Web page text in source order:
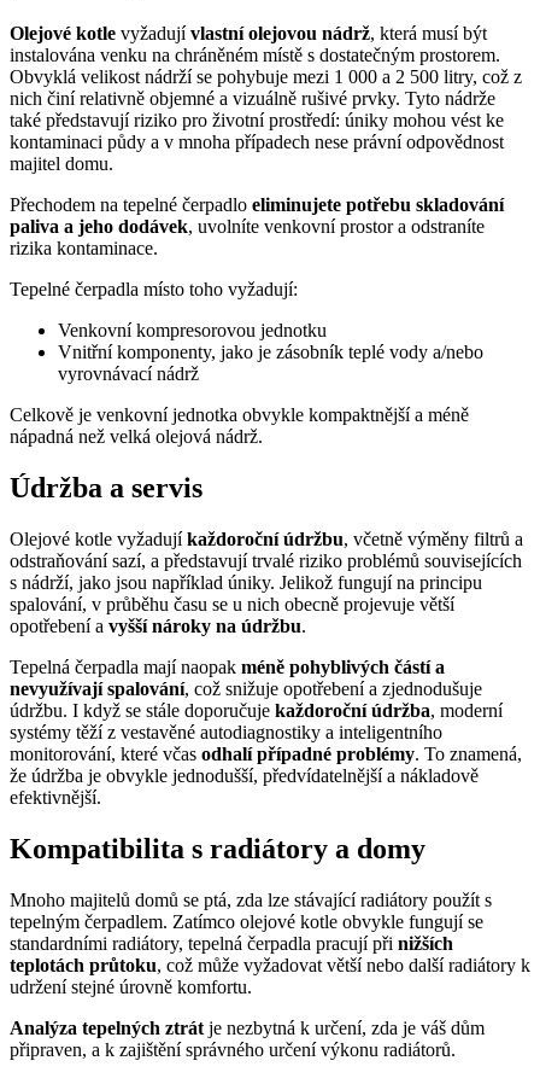
Olejové kotle vyžadujívlastní olejovou nádrž, která musí být
instalována venku na chráněném místě s dostatečným prostorem.
Obvyklá velikost nádrží se pohybuje mezi 1 000 a 2 500 litry, což z
nich činí relativně objemné a vizuálně rušivé prvky. Tyto nádrže
také představují riziko pro životní prostředí: úniky mohou vést ke
kontaminaci půdy a v mnoha případech nese právní odpovědnost
majitel domu.
Přechodem na tepelné čerpadlo eliminujete potřebu skladování
paliva a jeho dodávek, uvolníte venkovní prostor a odstraníte
rizika kontaminace.
Tepelné čerpadla místo toho vyžadují:
Venkovní kompresorovou jednotku
Vnitřní komponenty, jako je zásobník teplé vody a/nebo
vyrovnávací nádrž
Celkově je venkovní jednotka obvykle kompaktnější a méně
nápadná než velká olejová nádrž.
Údržba a servis
Olejové kotle vyžadujíkaždoroční údržbu, včetně výměny filtrů a
odstraňování sazí, a představují trvalé riziko problémů souvisejících
s nádrží, jako jsou například úniky. Jelikož fungují na principu
spalování, v průběhu času se u nich obecně projevuje větší
opotřebení a vyšší nároky na údržbu.
Tepelná čerpadla mají naopak méně pohyblivých částí a
nevyužívají spalování, což snižuje opotřebení a zjednodušuje
údržbu. I když se stále doporučuje každoroční údržba, moderní
systémy těží z vestavěné autodiagnostiky a inteligentního
monitorování, které včas odhalí případné problémy. To znamená,
že údržba je obvykle jednodušší, předvídatelnější a nákladově
efektivnější.
Kompatibilita s radiátory a domy
Mnoho majitelů domů se ptá, zda lze stávající radiátory použít s
tepelným čerpadlem. Zatímco olejové kotle obvykle fungují se
standardními radiátory, tepelná čerpadla pracují při nižších
teplotách průtoku, což může vyžadovat větší nebo další radiátory k
udržení stejné úrovně komfortu.
Analýza tepelných ztrát je nezbytná k určení, zda je váš dům
připraven, a k zajištění správného určení výkonu radiátorů.